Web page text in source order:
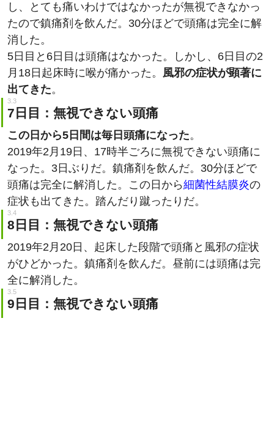
し、とても痛いわけではなかったが無視できなかっ
たので鎮痛剤を飲んだ。30分ほどで頭痛は完全に解
消した。
5日目と6日目は頭痛はなかった。しかし、6日目の2
月18日起床時に喉が痛かった。 風邪の症状が顕著に
出てきた。
7日目：無視できない頭痛
この日から5日間は毎日頭痛になった。
2019年2月19日、17時半ごろに無視できない頭痛に
なった。3日ぶりだ。鎮痛剤を飲んだ。30分ほどで
頭痛は完全に解消した。この日から細菌性結膜炎の
症状も出てきた。踏んだり蹴ったりだ。
8日目：無視できない頭痛
2019年2月20日、起床した段階で頭痛と風邪の症状
がひどかった。鎮痛剤を飲んだ。昼前には頭痛は完
全に解消した。
9日目：無視できない頭痛